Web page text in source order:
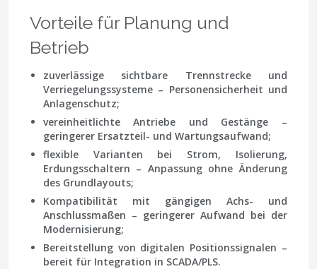
Vorteile für Planung und
Betrieb
zuverlässige sichtbare Trennstrecke und
Verriegelungssysteme – Personensicherheit und
Anlagenschutz;
vereinheitlichte Antriebe und Gestänge –
geringerer Ersatzteil- und Wartungsaufwand;
flexible Varianten bei Strom, Isolierung,
Erdungsschaltern – Anpassung ohne Änderung
des Grundlayouts;
Kompatibilität mit gängigen Achs- und
Anschlussmaßen – geringerer Aufwand bei der
Modernisierung;
Bereitstellung von digitalen Positionssignalen –
bereit für Integration in SCADA/PLS.